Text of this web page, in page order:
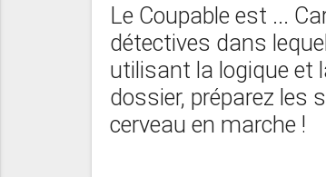
Le Coupable est ...
détectives dans
utilisant la logique et
dossier, préparez les
cerveau en marche !